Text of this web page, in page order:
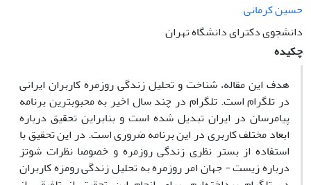
حسین کرمانی
دانشجوی دکترای دانشگاه تهران
چکیده
هدف این مقاله، شناخت و تحلیل زندگی روزمره کاربران ایرانی
در تلگرام است. تلگرام در چند سال اخیر به محبوب­ترین برنامه
پیام­رسان در ایران تبدیل شده است و بنابراین تحقیق درباره
ابعاد مختلف کاربری در این برنامه ضروری است. در این تحقیق با
استفاده از بستر نظری زندگی روزمره و خصوصا نظرات شوتز
درباره زیست - جهان امر روزمره به تحلیل زندگی رومزه کاربران